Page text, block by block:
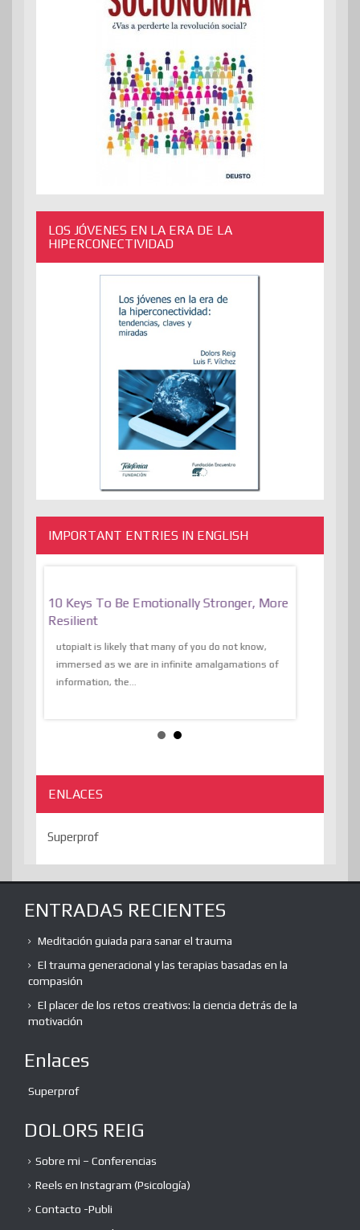
LOS JÓVENES EN LA ERA DE LA
HIPERCONECTIVIDAD
IMPORTANT ENTRIES IN ENGLISH
10 Keys To Be Emotionally Stronger, More
Resilient
utopiaIt is likely that many of you do not know,
immersed as we are in infinite amalgamations of
information, the...
ENLACES
Superprof
ENTRADAS RECIENTES
Meditación guiada para sanar el trauma
El trauma generacional y las terapias basadas en la
compasión
El placer de los retos creativos: la ciencia detrás de la
motivación
Enlaces
Superprof
DOLORS REIG
Sobre mi – Conferencias
Reels en Instagram (Psicología)
Contacto -Publi